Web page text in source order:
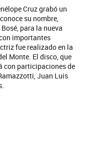
Cruz grabó un
su nombre,
para la nueva
importantes
fue realizado en la
Monte. El disco, que
con participaciones de
Juan Luis